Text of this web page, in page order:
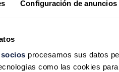
Configuración de anuncios
procesamos sus datos
como las cookies para
que están bajo administración
Dmitri